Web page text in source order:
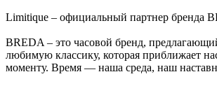
Limitique – официальный партнер бренда
BREDA – это часовой бренд,
любимую классику, которая приближает
моменту. Время — наша среда, наш